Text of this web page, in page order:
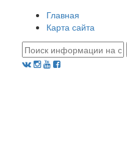
Главная
Карта сайта